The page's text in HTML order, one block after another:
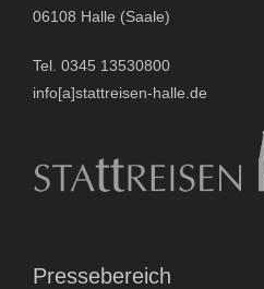
a
i
v
06108 Halle (Saale)
Tel. 0345 13530800
info[a]stattreisen-halle.de
Pressebereich